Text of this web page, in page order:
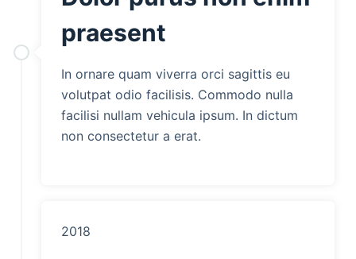
praesent
In ornare quam viverra orci sagittis eu
volutpat odio facilisis. Commodo nulla
facilisi nullam vehicula ipsum. In dictum
non consectetur a erat.
2018